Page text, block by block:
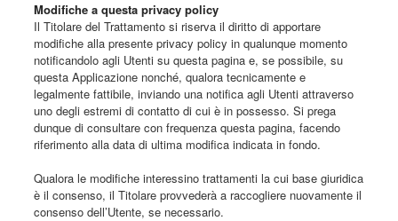
Modifiche a questa privacy policy
Il Titolare del Trattamento si riserva il diritto di apportare
modifiche alla presente privacy policy in qualunque momento
notificandolo agli Utenti su questa pagina e, se possibile, su
questa Applicazione nonché, qualora tecnicamente e
legalmente fattibile, inviando una notifica agli Utenti attraverso
uno degli estremi di contatto di cui è in possesso. Si prega
dunque di consultare con frequenza questa pagina, facendo
riferimento alla data di ultima modifica indicata in fondo.
Qualora le modifiche interessino trattamenti la cui base giuridica
è il consenso, il Titolare provvederà a raccogliere nuovamente il
consenso dell’Utente, se necessario.